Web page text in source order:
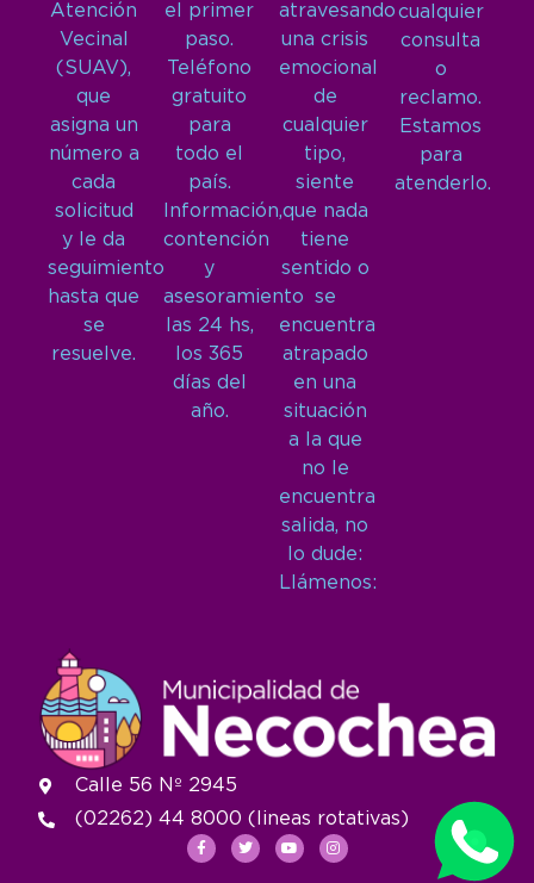
Atención
Vecinal
(SUAV),
que
asigna un
número a
cada
solicitud
y le da
seguimiento
hasta que
se
resuelve.
el primer
paso.
Teléfono
gratuito
para
todo el
país.
Información,
contención
y
asesoramiento
las 24 hs,
los 365
días del
año.
atravesando
una crisis
emocional
de
cualquier
tipo,
siente
que nada
tiene
sentido o
se
encuentra
atrapado
en una
situación
a la que
no le
encuentra
salida, no
lo dude:
Llámenos:
cualquier
consulta
o
reclamo.
Estamos
para
atenderlo.
Calle 56 Nº 2945
(02262) 44 8000 (lineas rotativas)